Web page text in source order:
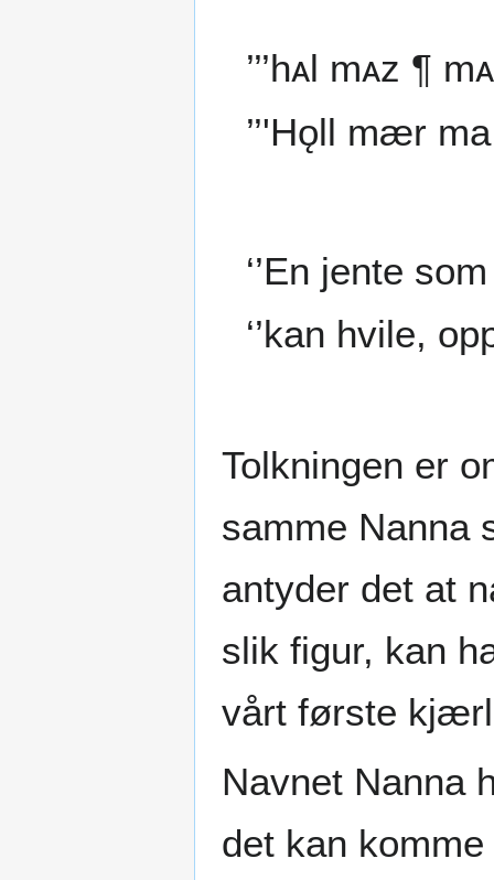
’’’hᴀl mᴀz ¶
’’'Hǫll mær
‘’En jente
‘’kan hvile,
Tolkningen er
samme Nanna
antyder det at
slik figur, kan
vårt første
Navnet Nanna
det kan